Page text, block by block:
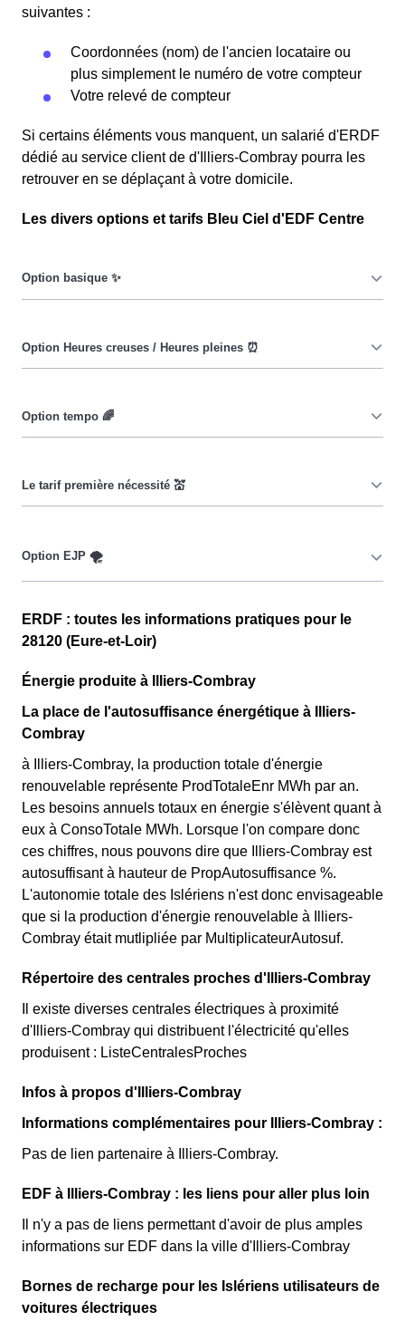
suivantes :
Coordonnées (nom) de l'ancien locataire ou
plus simplement le numéro de votre compteur
Votre relevé de compteur
Si certains éléments vous manquent, un salarié d'ERDF
dédié au service client de d'Illiers-Combray pourra les
retrouver en se déplaçant à votre domicile.
Les divers options et tarifs Bleu Ciel d'EDF Centre
date, ni de l'heure, que ce soit en à Illiers-Combray ou
ailleurs. 💡
Illiers-Combray est réduit. ⚡
Islériens à réduire leur consommation pendant 65 jours
par an, lorsque le prix du kiloWatt est plus élevé. 💡🔋
pour les consommateurs Islériens couverts par la CMU,
permettant ainsi de réduire sa facture d'électricité en
faisant attention à sa consommation en à Illiers-
fournisseurs d'électricité en France et est accessible aux
Islériens éligibles. 💡🏠
uniquement les clients Islériens qui l'avaient choisie
avant 1998. Elle implique deux tarifs : pendant 22 jours,
le prix de l'électricité est multiplié par quatre, tandis que
les autres jours de l'année, le prix est réduit de 20% par
rapport au tarif normal en à Illiers-Combray. ⚡💸
ERDF : toutes les informations pratiques pour le
28120 (Eure-et-Loir)
Énergie produite à Illiers-Combray
La place de l'autosuffisance énergétique à Illiers-
Combray
à Illiers-Combray, la production totale d'énergie
renouvelable représente ProdTotaleEnr MWh par an.
Les besoins annuels totaux en énergie s'élèvent quant à
eux à ConsoTotale MWh. Lorsque l'on compare donc
ces chiffres, nous pouvons dire que Illiers-Combray est
autosuffisant à hauteur de PropAutosuffisance %.
L'autonomie totale des Islériens n'est donc envisageable
que si la production d'énergie renouvelable à Illiers-
Combray était mutlipliée par MultiplicateurAutosuf.
Répertoire des centrales proches d'Illiers-Combray
Il existe diverses centrales électriques à proximité
d'Illiers-Combray qui distribuent l'électricité qu'elles
produisent : ListeCentralesProches
Infos à propos d'Illiers-Combray
Informations complémentaires pour Illiers-Combray :
Pas de lien partenaire à Illiers-Combray.
EDF à Illiers-Combray : les liens pour aller plus loin
Il n'y a pas de liens permettant d'avoir de plus amples
informations sur EDF dans la ville d'Illiers-Combray
Bornes de recharge pour les Islériens utilisateurs de
voitures électriques